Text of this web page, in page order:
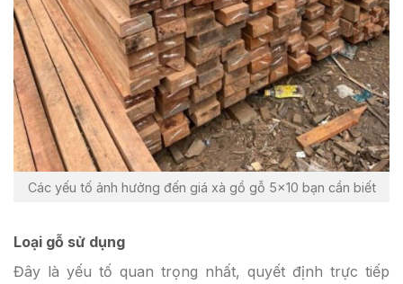
Các yếu tố ảnh hưởng đến giá xà gồ gỗ 5×10 bạn cần biết
Loại gỗ sử dụng
Đây là yếu tố quan trọng nhất, quyết định trực tiếp